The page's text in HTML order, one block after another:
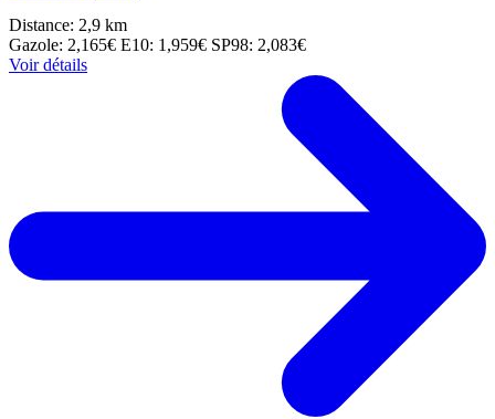
Distance: 2,9 km
Gazole: 2,165€ E10: 1,959€ SP98: 2,083€
Voir détails